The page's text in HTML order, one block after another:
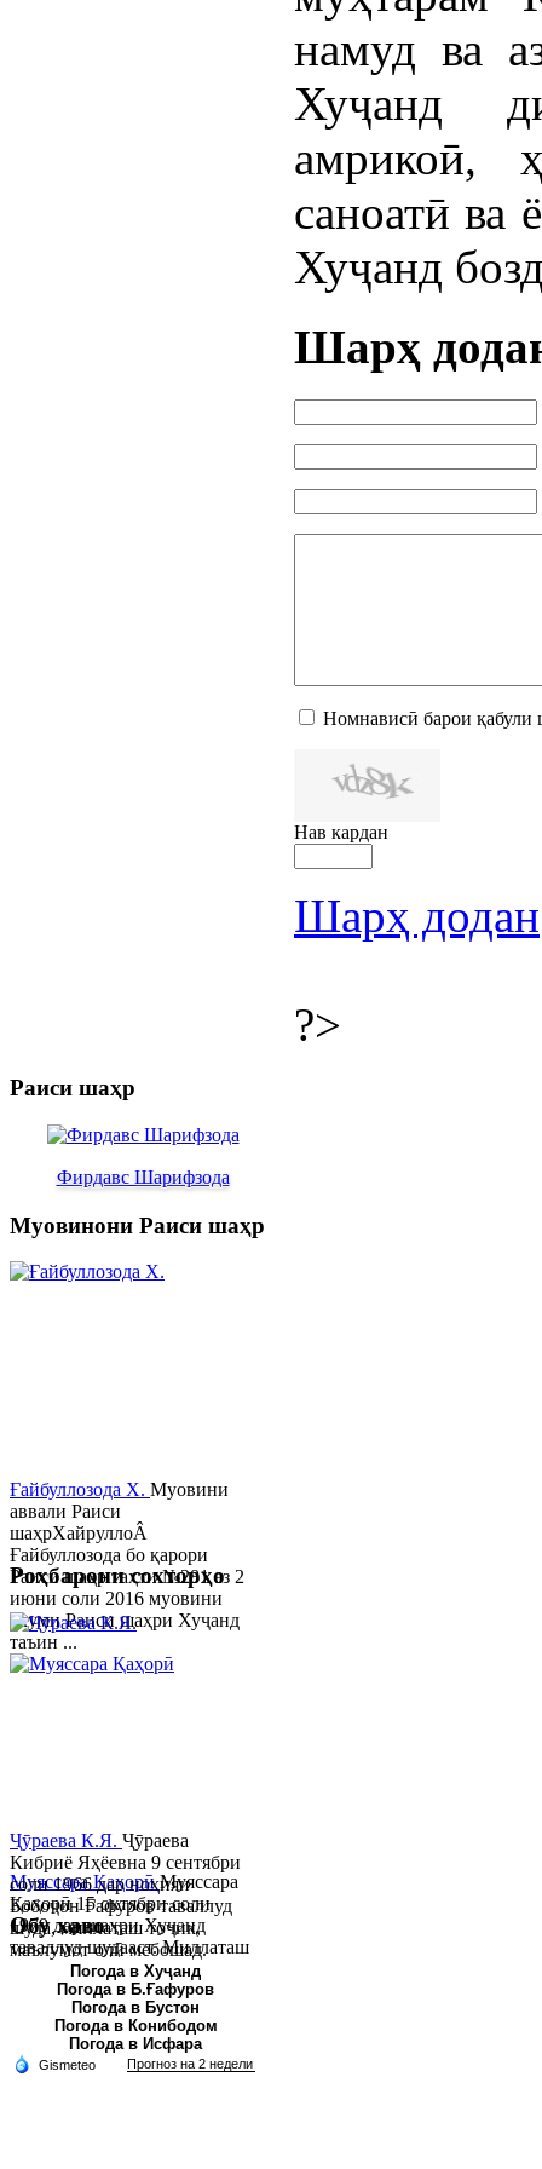
намуд ва
Хуҷанд
амрикоӣ,
саноатӣ ва
Хуҷанд
Шарҳ
Номнависӣ барои қабули
Нав кардан
Шарҳ додан
?>
Раиси шаҳр
Фирдавс Шарифзода
Муовинони Раиси шаҳр
Ғайбуллозода Х. Муовини
аввали Раиси
шаҳрХайруллоÂ
Ғайбуллозода бо қарори
Раиси шаҳр таҳти №281 аз 2
июни соли 2016 муовини
якуми Раиси шаҳри Хуҷанд
таъин ...
Муяссара ҚаҳорӣМуяссара
Қаҳорӣ 15 октябри соли
1979 дар шаҳри Хуҷанд
таваллуд шудааст. Миллаташ
тоҷик. Маълумот олӣ. Соли
2002 Донишгоҳи давлатии
Хуҷанд ба...
Роҳбарони сохторҳо
Ҷӯраева К.Я. Ҷӯраева
Кибриё Яҳёевна 9 сентябри
соли 1966 дар ноҳияи
Бобоҷон Ғафуров таваллуд
шуда, миллаташ тоҷик,
маълумот олӣ мебошад.
Соли 1997 Донишг...
Обу хаво
Погода в Хуҷанд
Погода в Б.Ғафуров
Погода в Бустон
Погода в Конибодом
Погода в Исфара